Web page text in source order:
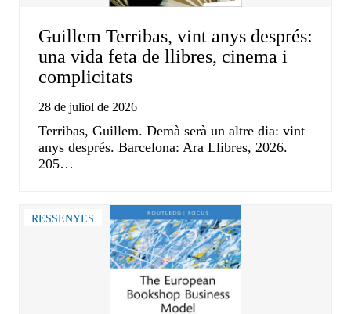
Guillem Terribas, vint anys després:
una vida feta de llibres, cinema i
complicitats
28 de juliol de 2026
Terribas, Guillem. Demà serà un altre dia: vint
anys després. Barcelona: Ara Llibres, 2026.
205…
RESSENYES